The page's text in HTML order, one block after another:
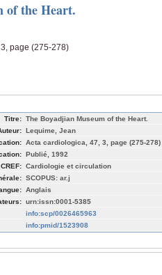
of the Heart.
page (275-278)
Titre: The Boyadjian Museum of the Heart.
Lequime, Jean
Acta cardiologica, 47, 3, page (275-278)
Publié, 1992
Cardiologie et circulation
SCOPUS: ar.j
Anglais
urn:issn:0001-5385
info:scp/0026465963
info:pmid/1523908